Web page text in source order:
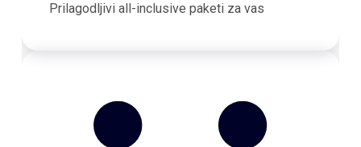
Prilagodljivi all-inclusive paketi za vas